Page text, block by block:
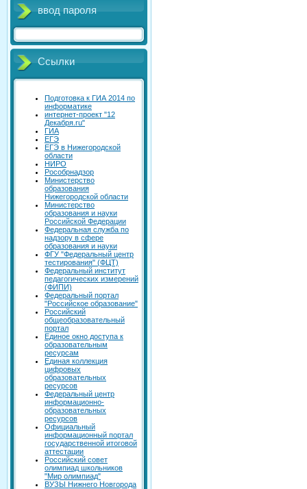
ввод пароля
Ссылки
Подготовка к ГИА 2014 по
информатике
интернет-проект "12
Декабря.ru"
ГИА
ЕГЭ
ЕГЭ в Нижегородской
области
НИРО
Рособрнадзор
Министерство
образования
Нижегородской области
Министерство
образования и науки
Российской Федерации
Федеральная служба по
надзору в сфере
образования и науки
ФГУ "Федеральный центр
тестирования" (ФЦТ)
Федеральный институт
педагогических измерений
(ФИПИ)
Федеральный портал
"Российское образование"
Российский
общеобразовательный
портал
Единое окно доступа к
образовательным
ресурсам
Единая коллекция
цифровых
образовательных
ресурсов
Федеральный центр
информационно-
образовательных
ресурсов
Официальный
информационный портал
государственной итоговой
аттестации
Российский совет
олимпиад школьников
"Мир олимпиад"
ВУЗЫ Нижнего Новгорода